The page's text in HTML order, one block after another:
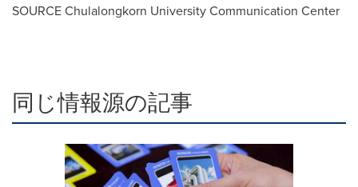
SOURCEChulalongkorn UniversityCommunication Center
同じ情報源の記事